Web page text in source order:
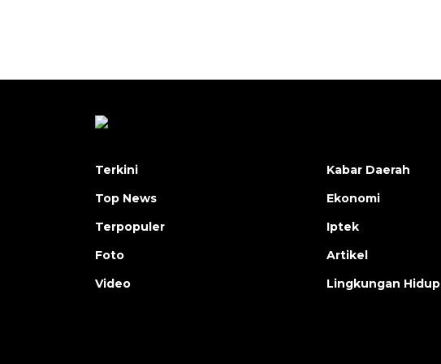
Terkini
Top News
Terpopuler
Foto
Video
Kabar Daerah
Ekonomi
Iptek
Artikel
Lingkungan Hidup